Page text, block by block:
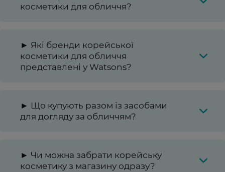
косметики для обличчя?
► Які бренди корейської
косметики для обличчя
представлені у Watsons?
► Що купують разом із засобами
для догляду за обличчям?
► Чи можна забрати корейську
косметику з магазину одразу?